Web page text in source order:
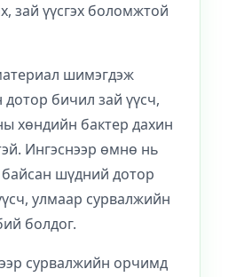
зай үүсгэх боломжтой
шимэгдэж
дотор бичил зай үүсч,
хөндийн бактер дахин
Ингэснээр өмнө нь
шүдний дотор
улмаар сурвалжийн
болдог.
сурвалжийн орчимд